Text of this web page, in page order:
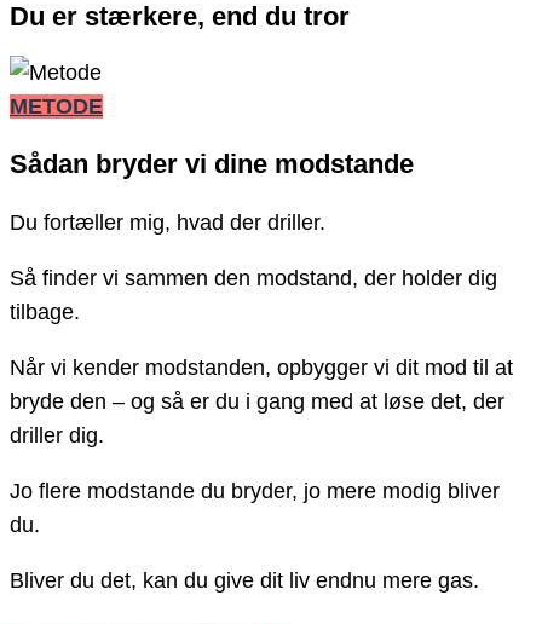
Du er stærkere, end du tror
METODE
Sådan bryder vi dine modstande
Du fortæller mig, hvad der driller.
Så finder vi sammen den modstand, der holder dig
tilbage.
Når vi kender modstanden, opbygger vi dit mod til at
bryde den – og så er du i gang med at løse det, der
driller dig.
Jo flere modstande du bryder, jo mere modig bliver
du.
Bliver du det, kan du give dit liv endnu mere gas.